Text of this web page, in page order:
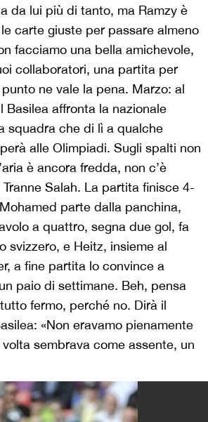
da lui più di tanto, ma Ramzy è
carte giuste per passare almeno
facciamo una bella amichevole,
collaboratori, una partita per
ne vale la pena. Marzo: al
Basilea affronta la nazionale
squadra che di lì a qualche
alle Olimpiadi. Sugli spalti non
è ancora fredda, non c’è
Salah. La partita finisce 4-
parte dalla panchina,
a quattro, segna due gol, fa
svizzero, e Heitz, insieme al
a fine partita lo convince a
paio di settimane. Beh, pensa
fermo, perché no. Dirà il
«Non eravamo pienamente
sembrava come assente, un